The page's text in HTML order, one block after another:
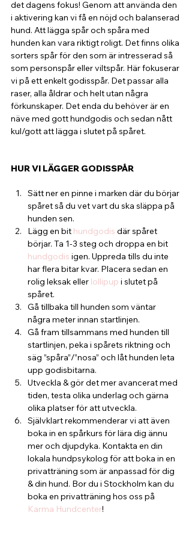
det dagens fokus! Genom att använda den
i aktivering kan vi få en nöjd och balanserad
hund. Att lägga spår och spåra med
hunden kan vara riktigt roligt. Det finns olika
sorters spår för den som är intresserad så
som personspår eller viltspår. Här fokuserar
vi på ett enkelt godisspår. Det passar alla
raser, alla åldrar och helt utan några
förkunskaper. Det enda du behöver är en
näve med gott hundgodis och sedan nått
kul/gott att lägga i slutet på spåret.
HUR VI LÄGGER GODISSPÅR
Sätt ner en pinne i marken där du börjar
spåret så du vet vart du ska släppa på
hunden sen.
Lägg en bit hundgodis där spåret
börjar. Ta 1-3 steg och droppa en bit
hundgodis igen. Uppreda tills du inte
har flera bitar kvar. Placera sedan en
rolig leksak eller lollipup i slutet på
spåret.
Gå tillbaka till hunden som väntar
några meter innan startlinjen.
Gå fram tillsammans med hunden till
startlinjen, peka i spårets riktning och
säg ”spåra”/”nosa” och låt hunden leta
upp godisbitarna.
Utveckla & gör det mer avancerat med
tiden, testa olika underlag och gärna
olika platser för att utveckla.
Självklart rekommenderar vi att även
boka in en spårkurs för lära dig ännu
mer och djupdyka. Kontakta en din
lokala hundpsykolog för att boka in en
privatträning som är anpassad för dig
& din hund. Bor du i Stockholm kan du
boka en privatträning hos oss på
Karma Hundcenter!